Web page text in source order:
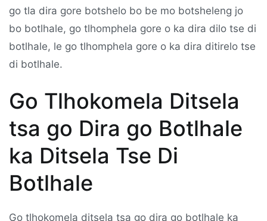
go tla dira gore botshelo bo be mo botsheleng jo
bo botlhale, go tlhomphela gore o ka dira dilo tse di
botlhale, le go tlhomphela gore o ka dira ditirelo tse
di botlhale.
Go Tlhokomela Ditsela
tsa go Dira go Botlhale
ka Ditsela Tse Di
Botlhale
Go tlhokomela ditsela tsa go dira go botlhale ka